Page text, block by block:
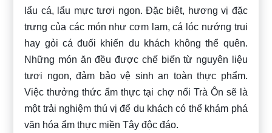
lẩu cá, lẩu mực tươi ngon. Đặc biệt, hương vị đặc
trưng của các món như cơm lam, cá lóc nướng trui
hay gỏi cá đuối khiến du khách không thể quên.
Những món ăn đều được chế biến từ nguyên liệu
tươi ngon, đảm bảo vệ sinh an toàn thực phẩm.
Việc thưởng thức ẩm thực tại chợ nổi Trà Ôn sẽ là
một trải nghiệm thú vị để du khách có thể khám phá
văn hóa ẩm thực miền Tây độc đáo.